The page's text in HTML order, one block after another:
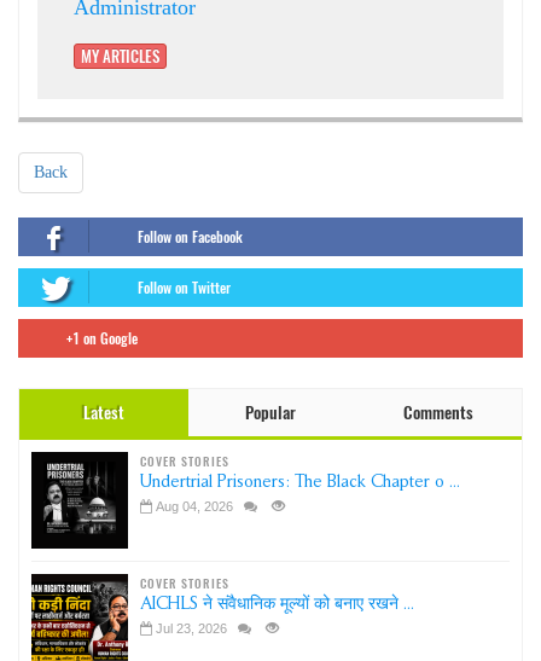
Administrator
MY ARTICLES
Back
Follow on Facebook
Follow on Twitter
+1 on Google
Latest Popular Comments
COVER STORIES
Undertrial Prisoners: The Black Chapter o ...
Aug 04, 2026
COVER STORIES
AICHLS ने संवैधानिक मूल्यों को बनाए रखने ...
Jul 23, 2026